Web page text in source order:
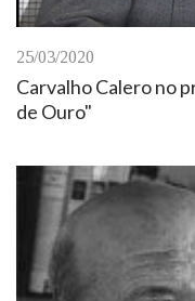
25/03/2020
Carvalho Calero no
de Ouro"